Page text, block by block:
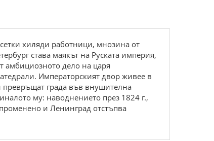
хиляди работници, мнозина от
става маякът на Руската империя,
амбициозното дело на царя
Императорският двор живее в
превръщат града във внушителна
му: наводнението през 1824 г.,
и Ленинград отстъпва